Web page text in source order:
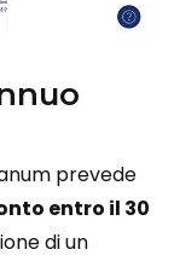
prevede
entro il 30
di un